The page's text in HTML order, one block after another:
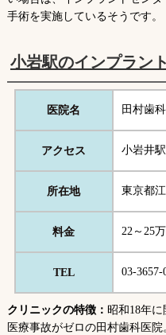
手術を実施しているそうです。
小岩駅のインプラン
医院名 田村歯
アクセス 小岩井
所在地 東京都
料金 22～25
TEL 03-3657-
クリニックの特徴： 昭和18年
医療事故がゼロの田村歯科医